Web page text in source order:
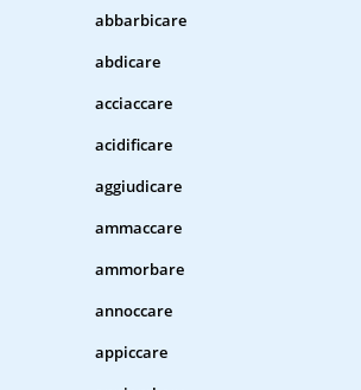
abbarbicare
abdicare
acciaccare
acidificare
aggiudicare
ammaccare
ammorbare
annoccare
appiccare